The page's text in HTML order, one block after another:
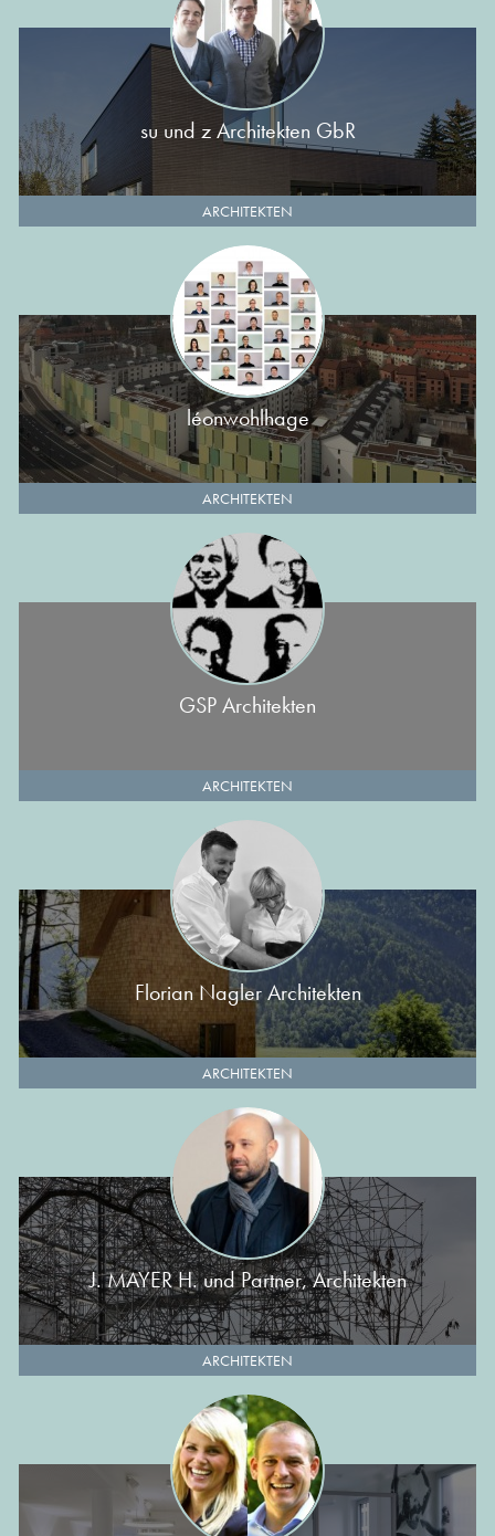
su und z Architekten GbR
ARCHITEKTEN
léonwohlhage
ARCHITEKTEN
GSP Architekten
ARCHITEKTEN
Florian Nagler Architekten
ARCHITEKTEN
J. MAYER H. und Partner, Architekten
ARCHITEKTEN